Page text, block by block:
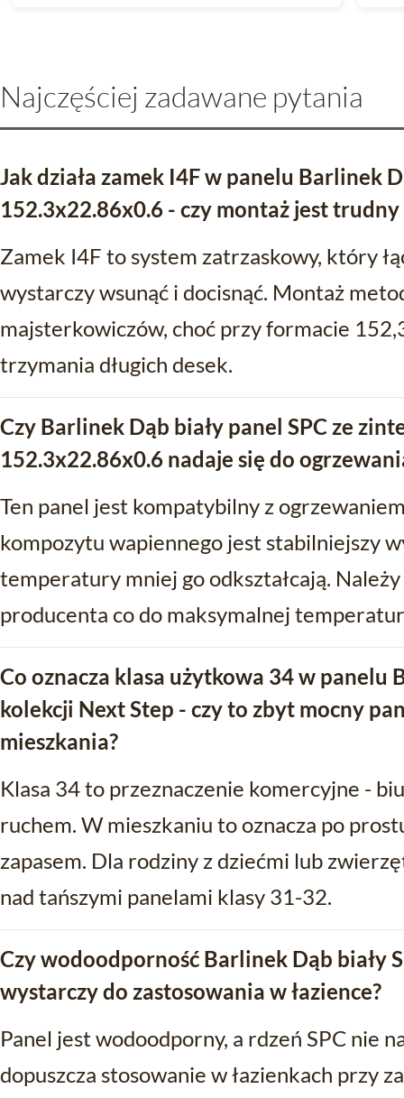
Najczęściej zadawane pytania
Jak działa zamek I4F w panelu Barlinek
152.3x22.86x0.6 - czy montaż jest trudny
Zamek I4F to system zatrzaskowy, który
wystarczy wsunąć i docisnąć. Montaż
majsterkowiczów, choć przy formacie
trzymania długich desek.
Czy Barlinek Dąb biały panel SPC ze
152.3x22.86x0.6 nadaje się do
Ten panel jest kompatybilny z
kompozytu wapiennego jest stabilniejszy
temperatury mniej go odkształcają.
producenta co do maksymalnej
Co oznacza klasa użytkowa 34 w panelu
kolekcji Next Step - czy to zbyt mocny
mieszkania?
Klasa 34 to przeznaczenie komercyjne -
ruchem. W mieszkaniu to oznacza po
zapasem. Dla rodziny z dziećmi lub
nad tańszymi panelami klasy 31-32.
Czy wodoodporność Barlinek Dąb biały
wystarczy do zastosowania w łazience?
Panel jest wodoodporny, a rdzeń SPC nie
dopuszcza stosowanie w łazienkach przy